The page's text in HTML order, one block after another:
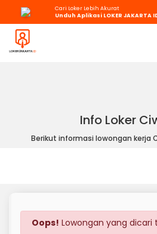
Info Loker
Berikut informasi lowongan kerja
Cari Loker Lebih Akurat
Unduh Aplikasi LOKER JAKARTA
Oops! Lowongan yang dicari